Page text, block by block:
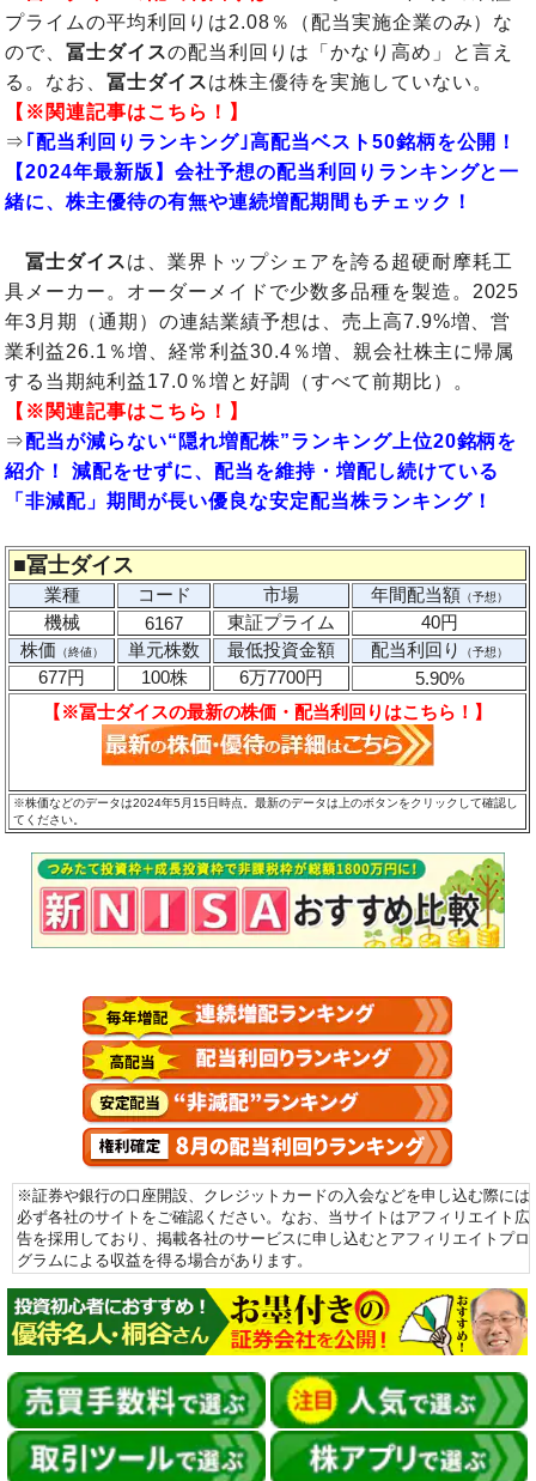
プライムの平均利回りは2.08％（配当実施企業のみ）な
ので、冨士ダイスの配当利回りは「かなり高め」と言え
る。なお、冨士ダイスは株主優待を実施していない。
【※関連記事はこちら！】
⇒ ｢配当利回りランキング｣高配当ベスト50銘柄を公開！
【2024年最新版】会社予想の配当利回りランキングと一
緒に、株主優待の有無や連続増配期間もチェック！
冨士ダイスは、業界トップシェアを誇る超硬耐摩耗工
具メーカー。オーダーメイドで少数多品種を製造。2025
年3月期（通期）の連結業績予想は、売上高7.9%増、営
業利益26.1％増、経常利益30.4％増、親会社株主に帰属
する当期純利益17.0％増と好調（すべて前期比）。
【※関連記事はこちら！】
⇒配当が減らない“隠れ増配株”ランキング上位20銘柄を
紹介！ 減配をせずに、配当を維持・増配し続けている
「非減配」期間が長い優良な安定配当株ランキング！
■冨士ダイス
業種 コード 市場 年間配当額 （予想）
機械 6167 東証プライム
40円
株価 （終値） 単元株数 最低投資金額 配当利回り （予想）
677円 100株 6万7700円
5.90%
【※冨士ダイスの最新の株価・配当利回りはこちら！】
※株価などのデータは2024年5月15日時点。最新のデータは上のボタンをクリックして確認し
てください。
※証券や銀行の口座開設、クレジットカードの入会などを申し込む際には
必ず各社のサイトをご確認ください。なお、当サイトはアフィリエイト広
告を採用しており、掲載各社のサービスに申し込むとアフィリエイトプロ
グラムによる収益を得る場合があります。